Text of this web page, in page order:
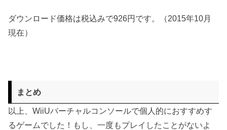
ダウンロード価格は税込みで926円です。（2015年10月
現在）
まとめ
以上、WiiUバーチャルコンソールで個人的におすすめす
るゲームでした！もし、一度もプレイしたことがないよ